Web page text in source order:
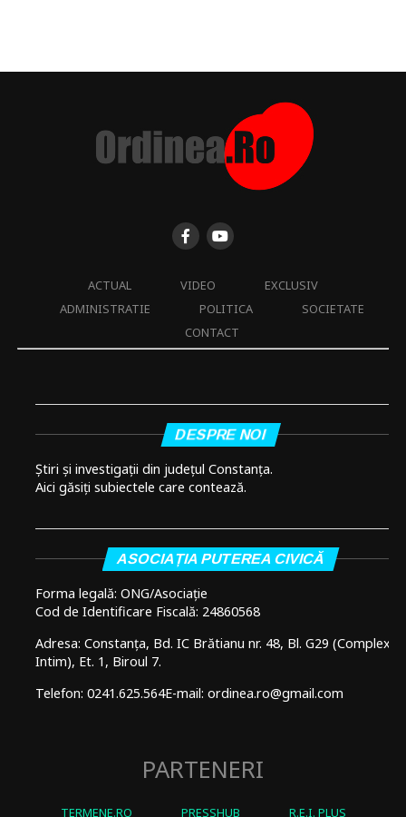
ACTUAL VIDEO
EXCLUSIV
ADMINISTRATIE
POLITICA
SOCIETATE
CONTACT
DESPRE NOI
Știri și investigații din județul Constanța.
Aici găsiți subiectele care contează.
ASOCIAȚIA PUTEREA CIVICĂ
Forma legală: ONG/Asociație
Cod de Identificare Fiscală: 24860568
Adresa: Constanța, Bd. IC Brătianu nr. 48, Bl. G29 (Complex
Intim), Et. 1, Biroul 7.
Telefon: 0241.625.564E-mail: ordinea.ro@gmail.com
PARTENERI
TERMENE.RO PRESSHUB R.E.I. PLUS